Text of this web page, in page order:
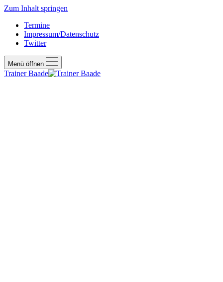
Zum Inhalt springen
Termine
Impressum/Datenschutz
Twitter
Menü öffnen
Trainer Baade